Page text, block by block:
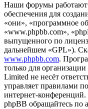
Наши форумы работают
обеспечения для
«они», «программное
«www.phpbb.com»,
выпущенного по
дальнейшем «GPL»).
www.phpbb.com.
только для
Limited не несёт
управляет правилами
интернет-
phpBB обращайтесь по